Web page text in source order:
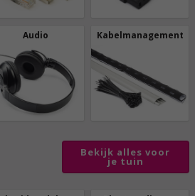
Audio Kabelmanagement
Bekijk alles voor
je tuin